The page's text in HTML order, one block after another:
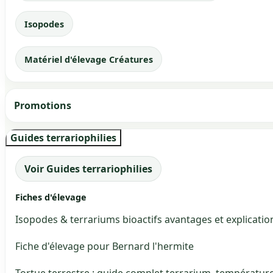
Isopodes
Matériel d'élevage Créatures
Promotions
Guides terrariophilies
Voir Guides terrariophilies
Fiches d'élevage
Isopodes & terrariums bioactifs avantages et
Fiche d'élevage pour Bernard l'hermite